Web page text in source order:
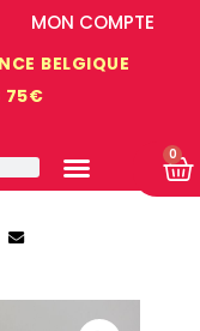
BELGIQUE
75€
MON COMPTE
0